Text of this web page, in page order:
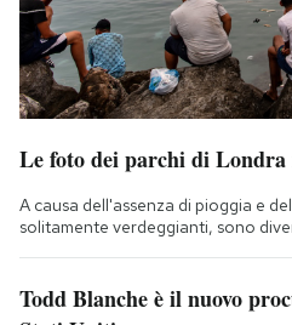
Le foto dei parchi di
A causa dell'assenza di pioggia e
solitamente verdeggianti, sono
Todd Blanche è il nuovo